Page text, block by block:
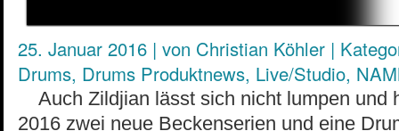
25. Januar 2016 | von Christian Köhler |
Drums, Drums Produktnews, Live/Studio,
Auch Zildjian lässt sich nicht lumpen und
2016 zwei neue Beckenserien und eine